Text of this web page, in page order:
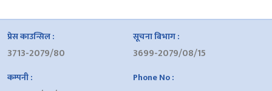
प्रेस काउन्सिल :
3713-2079/80
सूचना बिभाग :
3699-2079/08/15
कम्पनी : Phone No :